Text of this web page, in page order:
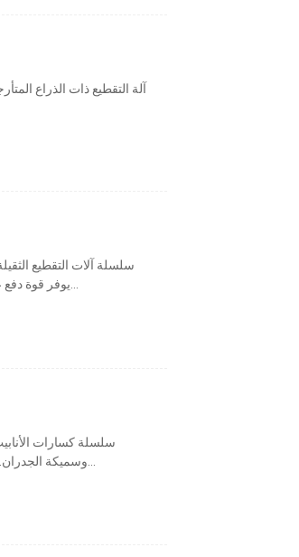
آلة التقطيع ذات الذراع
سلسلة كسارات